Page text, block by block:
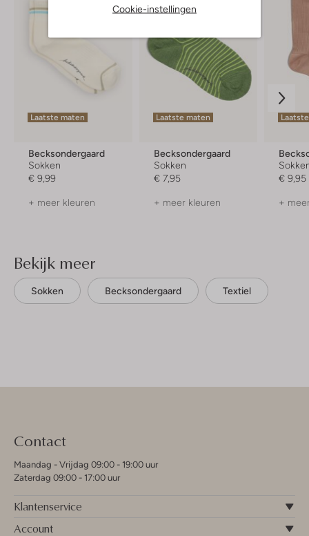
Cookie-instellingen
Laatste maten
Becksondergaard
Sokken
€ 9,99
+ meer kleuren
Laatste maten
Becksondergaard
Sokken
€ 7,95
+ meer kleuren
€ 9,95
+
Bekijk meer
Sokken Becksondergaard Textiel
Contact
Maandag - Vrijdag 09:00 - 19:00 uur
Zaterdag 09:00 - 17:00 uur
Klantenservice
Account